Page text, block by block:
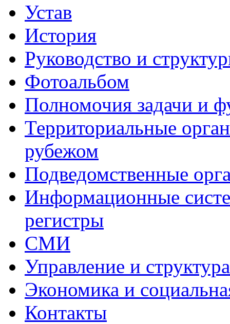
Устав
История
Руководство и
Фотоальбом
Полномочия задачи и
Территориальные
рубежом
Подведомственные
Информационные
регистры
СМИ
Управление и
Экономика и
Контакты